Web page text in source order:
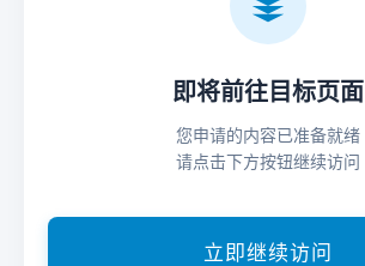
即将前往目标页面
您申请的内容已准备就绪
请点击下方按钮继续访问
立即继续访问